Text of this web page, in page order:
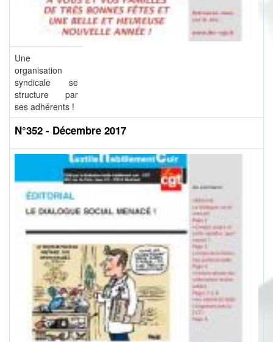
Une
organisation
syndicale se
structure par
ses adhérents !
N°352 - Décembre 2017